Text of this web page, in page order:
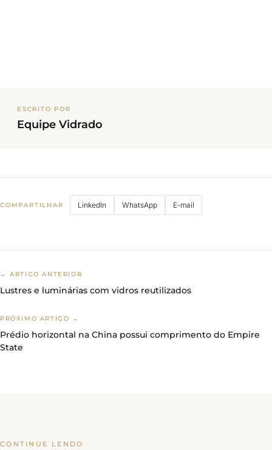
ESCRITO POR
Equipe Vidrado
COMPARTILHAR LinkedIn WhatsApp E-mail
← ARTIGO ANTERIOR
Lustres e luminárias com vidros reutilizados
PRÓXIMO ARTIGO →
Prédio horizontal na China possui comprimento do Empire
State
CONTINUE LENDO